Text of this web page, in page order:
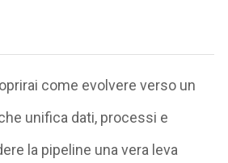
come evolvere verso un
unifica dati, processi e
la pipeline una vera leva